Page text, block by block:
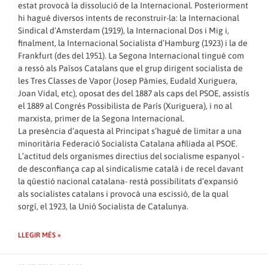
estat provocà la dissolució de la Internacional. Posteriorment
hi hagué diversos intents de reconstruir-la: la Internacional
Sindical d’Amsterdam (1919), la Internacional Dos i Mig i,
finalment, la Internacional Socialista d’Hamburg (1923) i la de
Frankfurt (des del 1951). La Segona Internacional tingué com
a ressò als Països Catalans que el grup dirigent socialista de
les Tres Classes de Vapor (Josep Pàmies, Eudald Xuriguera,
Joan Vidal, etc), oposat des del 1887 als caps del PSOE, assistís
el 1889 al Congrés Possibilista de París (Xuriguera), i no al
marxista, primer de la Segona Internacional.
La presència d’aquesta al Principat s’hagué de limitar a una
minoritària Federació Socialista Catalana afiliada al PSOE.
L’actitud dels organismes directius del socialisme espanyol -
de desconfiança cap al sindicalisme català i de recel davant
la qüestió nacional catalana- restà possibilitats d’expansió
als socialistes catalans i provocà una escissió, de la qual
sorgí, el 1923, la Unió Socialista de Catalunya.
LLEGIR MÉS »